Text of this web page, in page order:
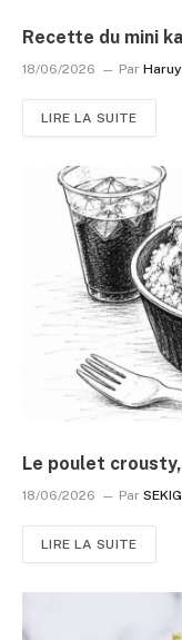
Recette du mini
18/06/2026 Par
LIRE LA SUITE
Le poulet
18/06/2026 Par
LIRE LA SUITE